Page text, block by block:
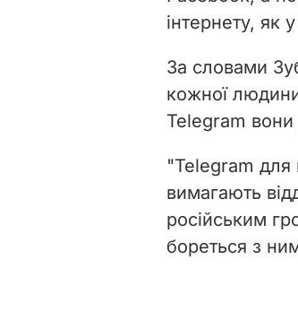
інтернету, як
За словами
кожної людини
Telegram
"Telegram для
вимагають
російським
бореться з